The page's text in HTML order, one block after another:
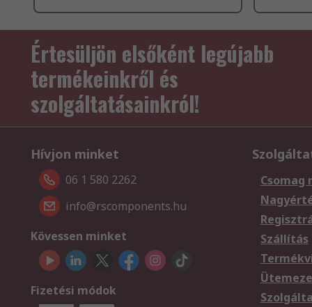
Értesüljön elsőként legújabb
termékeinkről és
szolgáltatásainkról!
Hívjon minket
06 1 580 2262
info@rscomponents.hu
Kövessen minket
Fizetési módok
Csomag
Szállítás